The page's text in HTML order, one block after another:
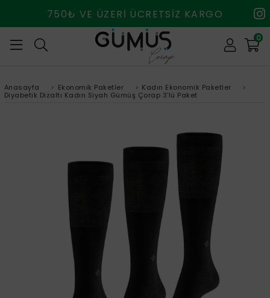
750₺ VE ÜZERİ ÜCRETSİZ KARGO
0
Anasayfa > Ekonomik Paketler > Kadın Ekonomik Paketler
>
Diyabetik Dizaltı Kadın Siyah Gümüş Çorap 3'lü Paket